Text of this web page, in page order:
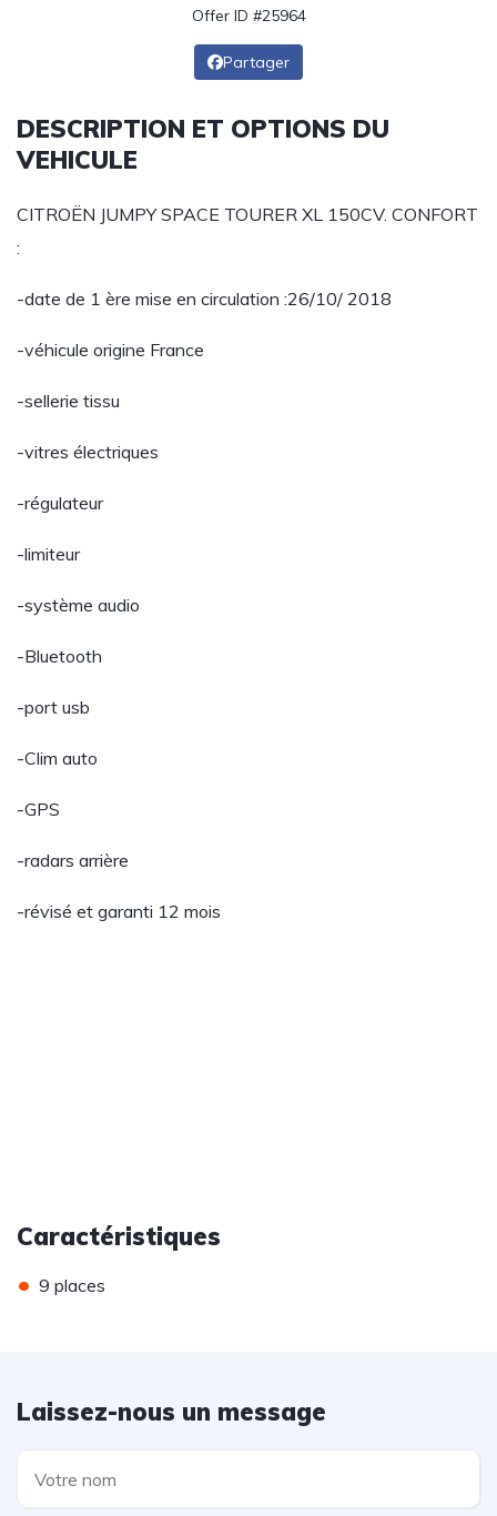
Offer ID #25964
Partager
DESCRIPTION ET OPTIONS DU
VEHICULE
CITROËN JUMPY SPACE TOURER XL 150CV. CONFORT
:
-date de 1 ère mise en circulation :26/10/ 2018
-véhicule origine France
-sellerie tissu
-vitres électriques
-régulateur
-limiteur
-système audio
-Bluetooth
-port usb
-Clim auto
-GPS
-radars arrière
-révisé et garanti 12 mois
Caractéristiques
• 9 places
Laissez-nous un message